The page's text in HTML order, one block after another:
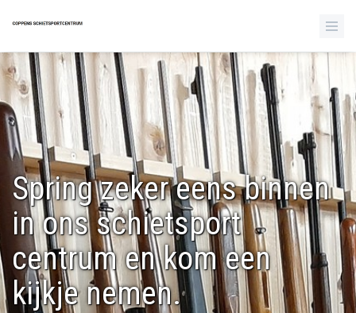
Spring zeker eens binnen
in ons schietsport
centrum en kom een
kijkje nemen.